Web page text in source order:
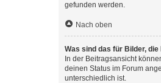
gefunden werden.
Nach oben
Was sind das für Bilder,
In der Beitragsansicht
deinen Status im Forum
unterschiedlich ist.